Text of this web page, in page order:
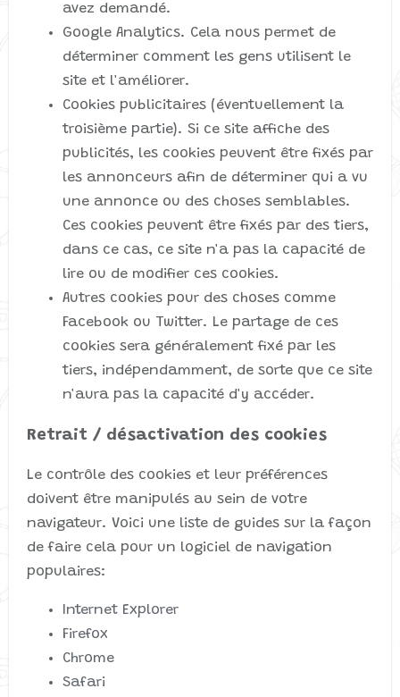
avez demandé.
Google Analytics. Cela nous permet de
déterminer comment les gens utilisent le
site et l'améliorer.
Cookies publicitaires (éventuellement la
troisième partie). Si ce site affiche des
publicités, les cookies peuvent être fixés par
les annonceurs afin de déterminer qui a vu
une annonce ou des choses semblables.
Ces cookies peuvent être fixés par des tiers,
dans ce cas, ce site n'a pas la capacité de
lire ou de modifier ces cookies.
Autres cookies pour des choses comme
Facebook ou Twitter. Le partage de ces
cookies sera généralement fixé par les
tiers, indépendamment, de sorte que ce site
n'aura pas la capacité d'y accéder.
Retrait / désactivation des cookies
Le contrôle des cookies et leur préférences
doivent être manipulés au sein de votre
navigateur. Voici une liste de guides sur la façon
de faire cela pour un logiciel de navigation
populaires:
Internet Explorer
Firefox
Chrome
Safari